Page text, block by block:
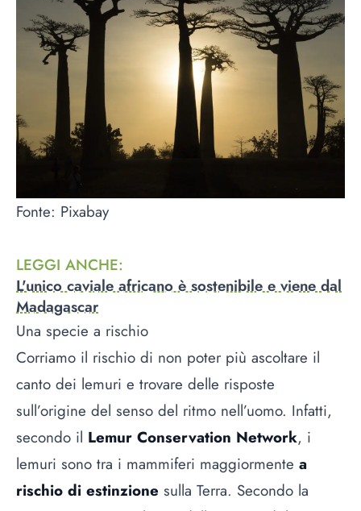
Fonte: Pixabay
LEGGI ANCHE:
L'unico caviale africano è sostenibile e viene dal
Madagascar
Una specie a rischio
Corriamo il rischio di non poter più ascoltare il
canto dei lemuri e trovare delle risposte
sull’origine del senso del ritmo nell’uomo. Infatti,
secondo il Lemur Conservation Network, i
lemuri sono tra i mammiferi maggiormente a
rischio di estinzione sulla Terra. Secondo la